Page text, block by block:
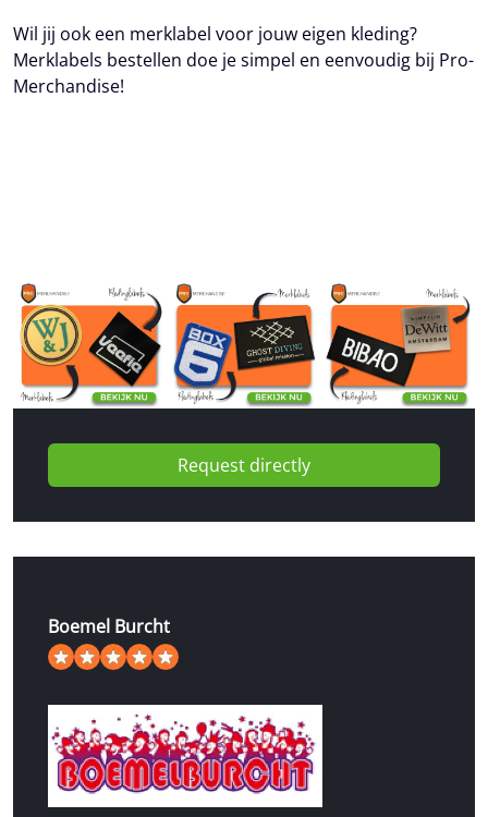
Wil jij ook een merklabel voor jouw eigen kleding?
Merklabels bestellen doe je simpel en eenvoudig bij Pro-
Merchandise!
Request directly
Boemel Burcht